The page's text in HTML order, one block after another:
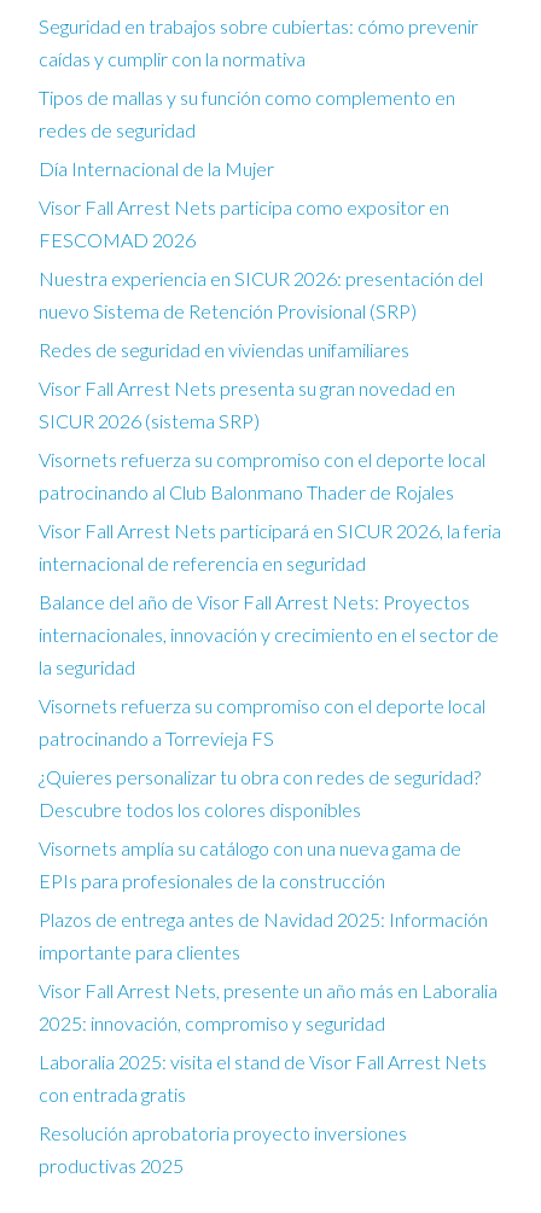
Seguridad en trabajos sobre cubiertas: cómo prevenir
caídas y cumplir con la normativa
Tipos de mallas y su función como complemento en
redes de seguridad
Día Internacional de la Mujer
Visor Fall Arrest Nets participa como expositor en
FESCOMAD 2026
Nuestra experiencia en SICUR 2026: presentación del
nuevo Sistema de Retención Provisional (SRP)
Redes de seguridad en viviendas unifamiliares
Visor Fall Arrest Nets presenta su gran novedad en
SICUR 2026 (sistema SRP)
Visornets refuerza su compromiso con el deporte local
patrocinando al Club Balonmano Thader de Rojales
Visor Fall Arrest Nets participará en SICUR 2026, la feria
internacional de referencia en seguridad
Balance del año de Visor Fall Arrest Nets: Proyectos
internacionales, innovación y crecimiento en el sector de
la seguridad
Visornets refuerza su compromiso con el deporte local
patrocinando a Torrevieja FS
¿Quieres personalizar tu obra con redes de seguridad?
Descubre todos los colores disponibles
Visornets amplía su catálogo con una nueva gama de
EPIs para profesionales de la construcción
Plazos de entrega antes de Navidad 2025: Información
importante para clientes
Visor Fall Arrest Nets, presente un año más en Laboralia
2025: innovación, compromiso y seguridad
Laboralia 2025: visita el stand de Visor Fall Arrest Nets
con entrada gratis
Resolución aprobatoria proyecto inversiones
productivas 2025